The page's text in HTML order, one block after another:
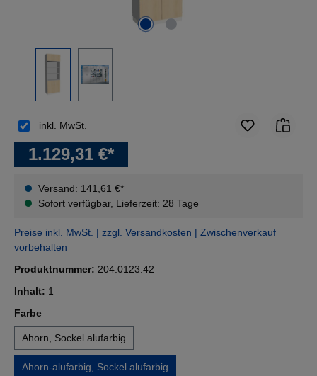
1.129,31 €*
Versand: 141,61 €*
Sofort verfügbar, Lieferzeit: 28 Tage
inkl. MwSt.
Preise inkl. MwSt. | zzgl. Versandkosten | Zwischenverkauf
vorbehalten
Produktnummer: 204.0123.42
Inhalt: 1
Farbeauswählen
Ahorn, Sockel alufarbig
Ahorn-alufarbig, Sockel alufarbig